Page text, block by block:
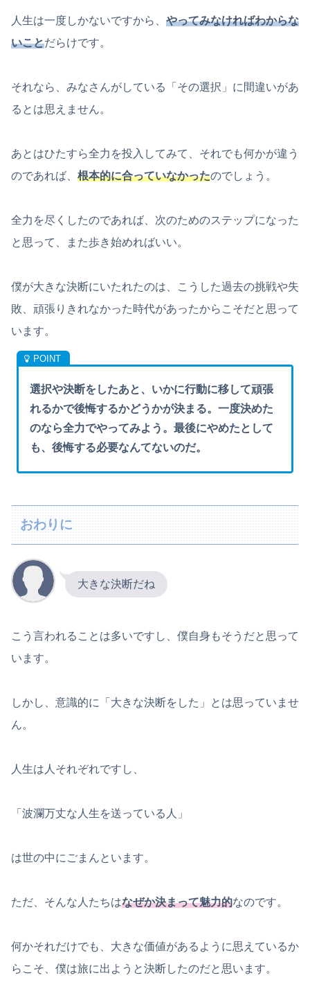
人生は一度しかないですから、 やってみなければわからな
いことだらけです。
それなら、みなさんがしている「その選択」に間違いがあ
るとは思えません。
あとはひたすら全力を投入してみて、それでも何かが違う
のであれば、 根本的に合っていなかったのでしょう。
全力を尽くしたのであれば、次のためのステップになった
と思って、また歩き始めればいい。
僕が大きな決断にいたれたのは、こうした過去の挑戦や失
敗、頑張りきれなかった時代があったからこそだと思って
います。
選択や決断をしたあと、いかに行動に移して頑張
れるかで後悔するかどうかが決まる。一度決めた
のなら全力でやってみよう。最後にやめたとして
も、後悔する必要なんてないのだ。
おわりに
大きな決断だね
こう言われることは多いですし、僕自身もそうだと思って
います。
しかし、意識的に「大きな決断をした」とは思っていませ
ん。
人生は人それぞれですし、
「波瀾万丈な人生を送っている人」
は世の中にごまんといます。
ただ、そんな人たちはなぜか決まって魅力的なのです。
何かそれだけでも、大きな価値があるように思えているか
らこそ、僕は旅に出ようと決断したのだと思います。